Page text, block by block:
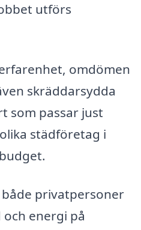
utförs
omdömen
skräddarsydda
som passar just
städföretag i
privatpersoner
energi på